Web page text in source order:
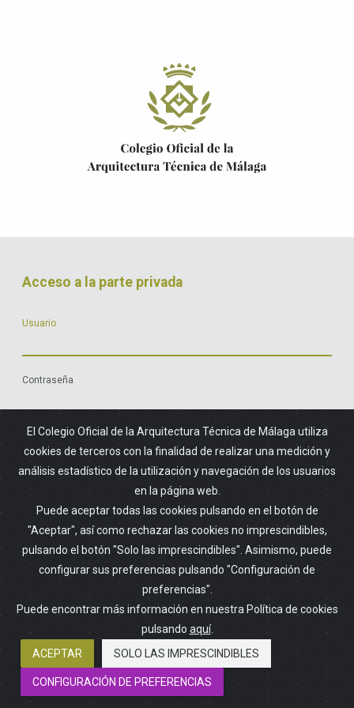
Acceso a la parte privada
Usuario
Contraseña
Acceso mediante certificado digital
CERTIFICADO DIGITAL FNMT
Secretaría
SOLICITAR ALTA
El Colegio Oficial de la Arquitectura Técnica de Málaga utiliza
cookies de terceros con la finalidad de realizar una medición y
análisis estadístico de la utilización y navegación de los usuarios
en la página web.
Puede aceptar todas las cookies pulsando en el botón de
"Aceptar", así como rechazar las cookies no imprescindibles,
pulsando el botón "Solo las imprescindibles". Asimismo, puede
configurar sus preferencias pulsando "Configuración de
preferencias".
Puede encontrar más información en nuestra Política de cookies
pulsando aquí.
ACEPTAR
SOLO LAS IMPRESCINDIBLES
CONFIGURACIÓN DE PREFERENCIAS